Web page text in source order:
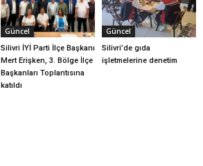
Güncel
Silivri İYİ Parti İlçe Başkanı
Mert Erişken, 3. Bölge İlçe
Başkanları Toplantısına
katıldı
Güncel
Silivri’de gıda
işletmelerine denetim